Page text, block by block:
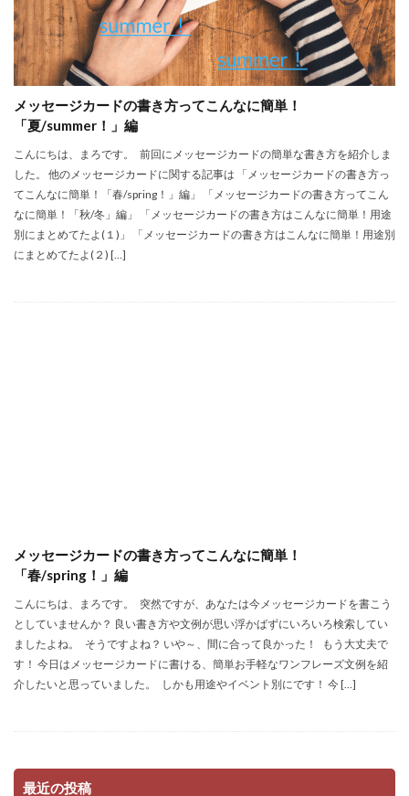
メッセージカードの書き方ってこんなに簡単！
「夏/summer！」編
こんにちは、まろです。 前回にメッセージカードの簡単な書き方を紹介しま
した。 他のメッセージカードに関する記事は 「メッセージカードの書き方っ
てこんなに簡単！「春/spring！」編」 「メッセージカードの書き方ってこん
なに簡単！「秋/冬」編」 「メッセージカードの書き方はこんなに簡単！用途
別にまとめてたよ(１)」 「メッセージカードの書き方はこんなに簡単！用途別
にまとめてたよ(２) […]
メッセージカードの書き方ってこんなに簡単！
「春/spring！」編
こんにちは、まろです。 突然ですが、あなたは今メッセージカードを書こう
としていませんか？ 良い書き方や文例が思い浮かばずにいろいろ検索してい
ましたよね。 そうですよね？ いや～、間に合って良かった！ もう大丈夫で
す！ 今日はメッセージカードに書ける、簡単お手軽なワンフレーズ文例を紹
介したいと思っていました。 しかも用途やイベント別にです！ 今 […]
最近の投稿